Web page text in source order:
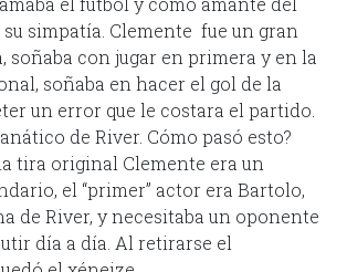
simpatía. Clemente fue un gran
soñaba con jugar en primera y en la
soñaba en hacer el gol de la
un error que le costara el partido.
de River. Cómo pasó esto?
tira original Clemente era un
el “primer” actor era Bartolo,
de River, y necesitaba un oponente
día a día. Al retirarse el